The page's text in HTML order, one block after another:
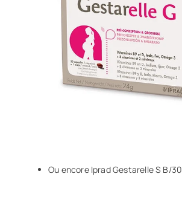
Ou encore Iprad Gestarelle S B/30